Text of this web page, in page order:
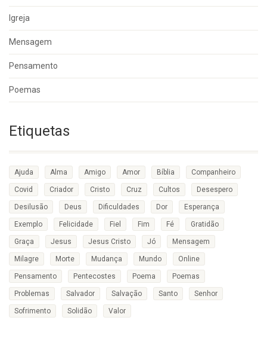
Igreja
Mensagem
Pensamento
Poemas
Etiquetas
Ajuda Alma Amigo Amor Bíblia Companheiro
Covid Criador Cristo Cruz Cultos Desespero
Desilusão Deus Dificuldades Dor Esperança
Exemplo Felicidade Fiel Fim Fé Gratidão
Graça Jesus Jesus Cristo Jó Mensagem
Milagre Morte Mudança Mundo Online
Pensamento Pentecostes Poema Poemas
Problemas Salvador Salvação Santo Senhor
Sofrimento Solidão Valor